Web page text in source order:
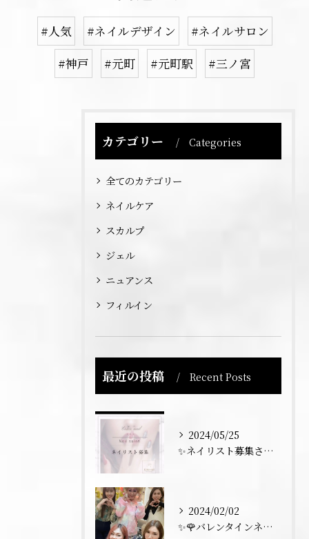
#人気 #ネイルデザイン
#ネイルサロン
#神戸
#元町 #元町駅 #三ノ宮
カテゴリー Categories
全てのカテゴリー
ネイルケア
スカルプ
ジェル
ニュアンス
フィルイン
最近の投稿 Recent Posts
2024/05/25
✨ネイリスト募集させていただきます💅✨
2024/02/02
✨🌹バレンタインネイル トーク💅✨